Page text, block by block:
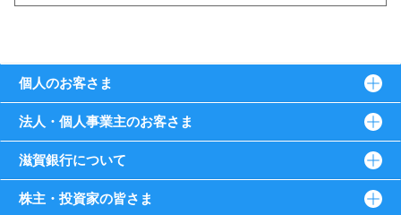
個人のお客さま
法人・個人事業主のお客さま
滋賀銀行について
株主・投資家の皆さま